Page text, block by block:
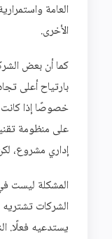
العامة
الأخرى.
كما أن بعض
بارتياح أعلى
خصوصًا إذا كانت
على منظومة
إداري مشروع،
المشكلة ليست
الشركات تشتريه
يستدعيه فعلًا.